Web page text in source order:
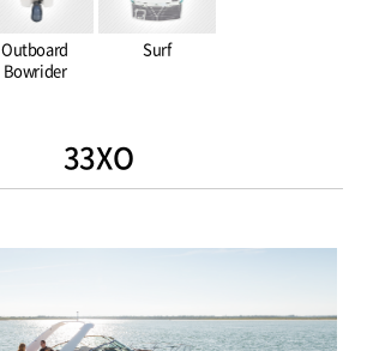
Outboard
Bowrider
Surf
33XO